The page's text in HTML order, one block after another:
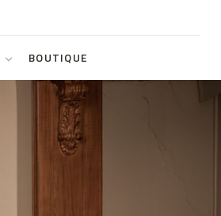
BOUTIQUE